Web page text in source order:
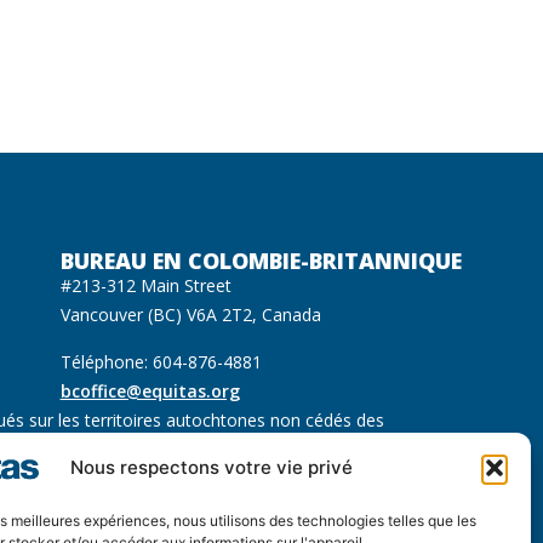
Nous respectons votre vie privé
meilleures expériences, nous utilisons des technologies telles que les
BUREAU EN COLOMBIE-BRITANNIQUE
#213-312 Main Street
Vancouver (BC) V6A 2T2, Canada
Téléphone: 604-876-4881
bcoffice@equitas.org
sur les territoires autochtones non cédés des
(Squamish), səl̓ilwətaɁɬ (Tsleil Waututh) et